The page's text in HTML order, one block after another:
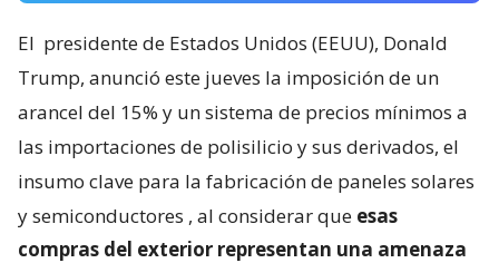
El presidente de Estados Unidos (EEUU), Donald
Trump, anunció este jueves la imposición de un
arancel del 15% y un sistema de precios mínimos a
las importaciones de polisilicio y sus derivados, el
insumo clave para la fabricación de paneles solares
y semiconductores , al considerar que esas
compras del exterior representan una amenaza